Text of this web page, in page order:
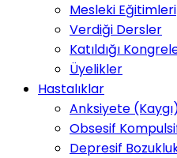
Mesleki Eğitimleri
Verdiği Dersler
Katıldığı
Üyelikler
Hastalıklar
Anksiyete
Obsesif
Depresif